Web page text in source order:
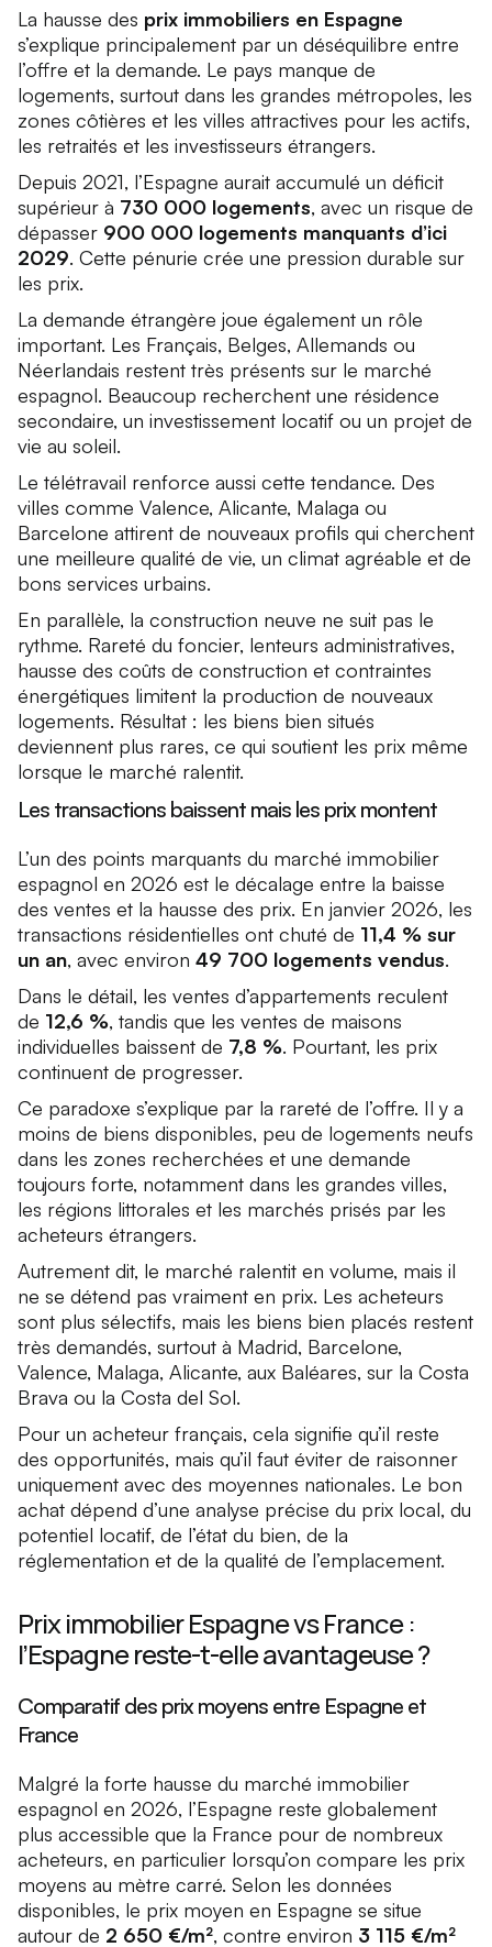
La hausse des prix immobiliers en Espagne
s’explique principalement par un déséquilibre entre
l’offre et la demande. Le pays manque de
logements, surtout dans les grandes métropoles, les
zones côtières et les villes attractives pour les actifs,
les retraités et les investisseurs étrangers.
Depuis 2021, l’Espagne aurait accumulé un déficit
supérieur à 730 000 logements, avec un risque de
dépasser 900 000 logements manquants d’ici
2029. Cette pénurie crée une pression durable sur
les prix.
La demande étrangère joue également un rôle
important. Les Français, Belges, Allemands ou
Néerlandais restent très présents sur le marché
espagnol. Beaucoup recherchent une résidence
secondaire, un investissement locatif ou un projet de
vie au soleil.
Le télétravail renforce aussi cette tendance. Des
villes comme Valence, Alicante, Malaga ou
Barcelone attirent de nouveaux profils qui cherchent
une meilleure qualité de vie, un climat agréable et de
bons services urbains.
En parallèle, la construction neuve ne suit pas le
rythme. Rareté du foncier, lenteurs administratives,
hausse des coûts de construction et contraintes
énergétiques limitent la production de nouveaux
logements. Résultat : les biens bien situés
deviennent plus rares, ce qui soutient les prix même
lorsque le marché ralentit.
Les transactions baissent mais les prix montent
L’un des points marquants du marché immobilier
espagnol en 2026 est le décalage entre la baisse
des ventes et la hausse des prix. En janvier 2026, les
transactions résidentielles ont chuté de 11,4 % sur
un an, avec environ 49 700 logements vendus.
Dans le détail, les ventes d’appartements reculent
de 12,6 %, tandis que les ventes de maisons
individuelles baissent de 7,8 %. Pourtant, les prix
continuent de progresser.
Ce paradoxe s’explique par la rareté de l’offre. Il y a
moins de biens disponibles, peu de logements neufs
dans les zones recherchées et une demande
toujours forte, notamment dans les grandes villes,
les régions littorales et les marchés prisés par les
acheteurs étrangers.
Autrement dit, le marché ralentit en volume, mais il
ne se détend pas vraiment en prix. Les acheteurs
sont plus sélectifs, mais les biens bien placés restent
très demandés, surtout à Madrid, Barcelone,
Valence, Malaga, Alicante, aux Baléares, sur la Costa
Brava ou la Costa del Sol.
Pour un acheteur français, cela signifie qu’il reste
des opportunités, mais qu’il faut éviter de raisonner
uniquement avec des moyennes nationales. Le bon
achat dépend d’une analyse précise du prix local, du
potentiel locatif, de l’état du bien, de la
réglementation et de la qualité de l’emplacement.
Prix immobilier Espagne vs France :
l’Espagne reste-t-elle avantageuse ?
Comparatif des prix moyens entre Espagne et
France
Malgré la forte hausse du marché immobilier
espagnol en 2026, l’Espagne reste globalement
plus accessible que la France pour de nombreux
acheteurs, en particulier lorsqu’on compare les prix
moyens au mètre carré. Selon les données
disponibles, le prix moyen en Espagne se situe
autour de 2 650 €/m², contre environ 3 115 €/m²